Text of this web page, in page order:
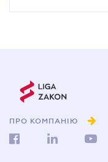
ПРО КОМПАНІЮ